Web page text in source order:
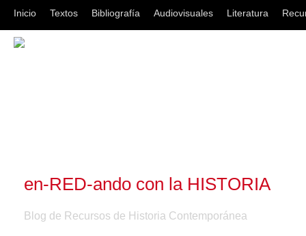
Inicio Textos Bibliografía Audiovisuales Literatura
en-RED-ando con la HISTORIA
Blog de Recursos de Historia Contemporánea